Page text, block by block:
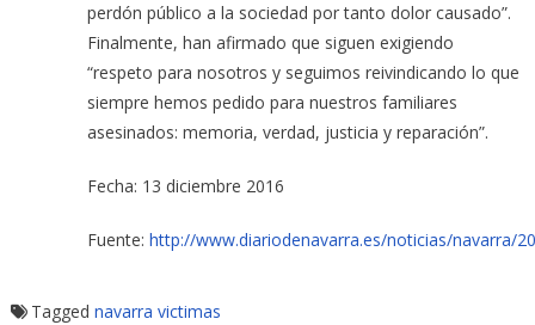
perdón público a la sociedad por tanto dolor causado”.
Finalmente, han afirmado que siguen exigiendo
“respeto para nosotros y seguimos reivindicando lo que
siempre hemos pedido para nuestros familiares
asesinados: memoria, verdad, justicia y reparación”.
Fecha: 13 diciembre 2016
Fuente:http://www.diariodenavarra.es/noticias/navarra/
Tagged navarra victimas